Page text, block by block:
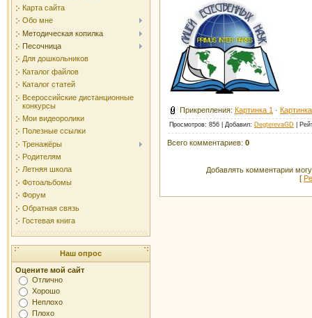
Карта сайта
Обо мне
Методическая копилка
Песочница
Для дошкольников
Каталог файлов
Каталог статей
Всероссийские дистанционные
конкурсы
Мои видеоролики
Полезные ссылки
Тренажёры
Родителям
Летняя школа
Фотоальбомы
Форум
Обратная связь
Гостевая книга
Наш опрос
Оцените мой сайт
Отлично
Хорошо
Неплохо
Плохо
Прикрепления: Картинка 1 ·
Просмотров: 856 | Добавил: DegterevaGD
Всего комментариев: 0
Добавлять комментарии
[